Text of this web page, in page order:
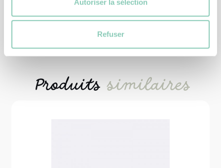
Autoriser la sélection
Refuser
Produits similaires